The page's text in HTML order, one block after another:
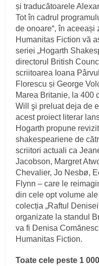
și traducătoarele
Tot în cadrul
de onoare“, în aceeași
Humanitas Fiction vă
seriei „Hogarth
directorul British
scriitoarea Ioana
Florescu și George
Marea Britanie, la 400
Will şi preluat deja de
acest proiect literar
Hogarth propune
shakespeariene de
scriitori actuali ca
Jacobson, Margret
Chevalier, Jo Nesbø,
Flynn – care le
din cele opt volume
colecția „Raftul
organizate la standul
va fi Denisa
Humanitas Fiction.
Toate cele peste 1